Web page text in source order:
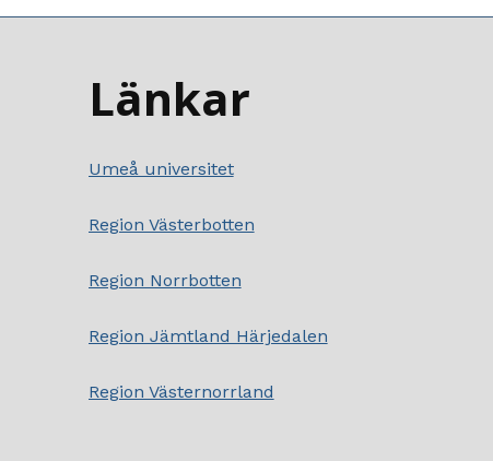
Länkar
Umeå universitet
Region Västerbotten
Region Norrbotten
Region Jämtland Härjedalen
Region Västernorrland